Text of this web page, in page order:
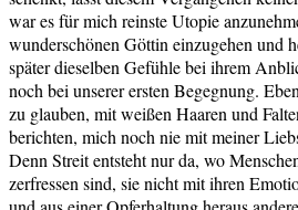
war es für mich reinste Utopie
wunderschönen Göttin einzugehen und
später dieselben Gefühle bei ihrem
noch bei unserer ersten Begegnung.
zu glauben, mit weißen Haaren und
berichten, mich noch nie mit meiner
Denn Streit entsteht nur da, wo
zerfressen sind, sie nicht mit ihren